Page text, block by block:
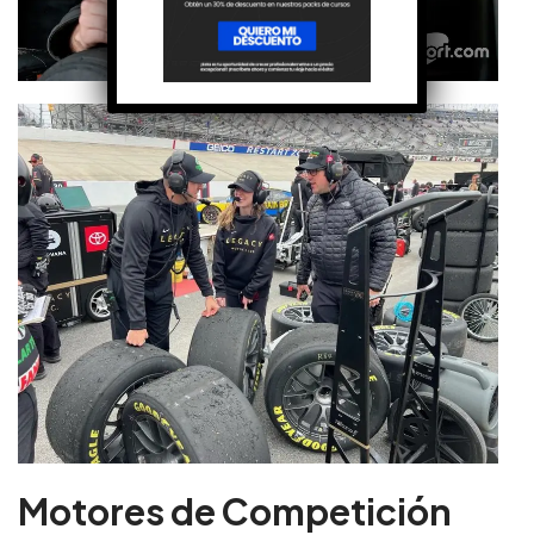
Motores de Competición